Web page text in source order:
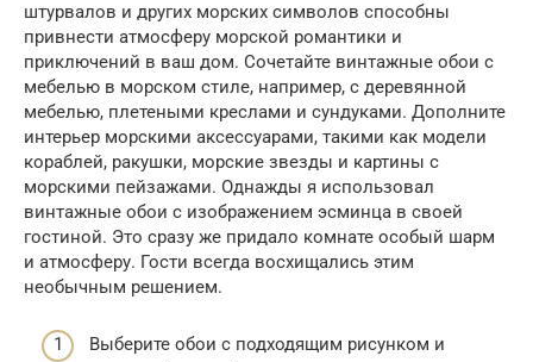
штурвалов и других морских символов способны
привнести атмосферу морской романтики и
приключений в ваш дом. Сочетайте винтажные обои с
мебелью в морском стиле, например, с деревянной
мебелью, плетеными креслами и сундуками. Дополните
интерьер морскими аксессуарами, такими как модели
кораблей, ракушки, морские звезды и картины с
морскими пейзажами. Однажды я использовал
винтажные обои с изображением эсминца в своей
гостиной. Это сразу же придало комнате особый шарм
и атмосферу. Гости всегда восхищались этим
необычным решением.
Выберите обои с подходящим рисунком и